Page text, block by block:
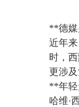
**德媒
近年
时，
更涉
**年
哈维·